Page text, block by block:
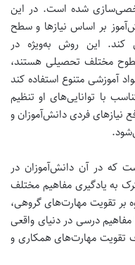
شده است. در این
بر اساس نیازها و سطح
کند. این روش به‌ویژه در
مختلف تحصیلی هستند،
آموزشی متنوع استفاده کند
با توانایی‌های او تنظیم
فردی دانش‌آموزان و
که در آن دانش‌آموزان در
به یادگیری مفاهیم مختلف
بر تقویت مهارت‌های گروهی،
درسی در دنیای واقعی
تقویت مهارت‌های همکاری و